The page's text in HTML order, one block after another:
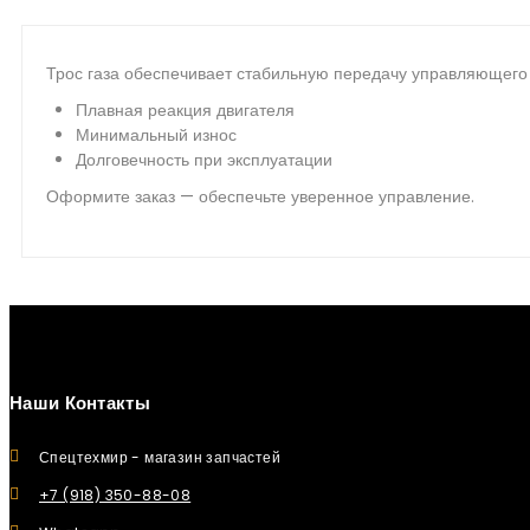
Трос газа обеспечивает стабильную передачу
Плавная реакция двигателя
Минимальный износ
Долговечность при эксплуатации
Оформите заказ — обеспечьте уверенное управление.
Наши Контакты
Спецтехмир - магазин запчастей
+7 (918) 350-88-08